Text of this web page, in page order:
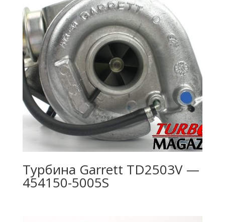
Турбина Garrett TD2503V —
454150-5005S